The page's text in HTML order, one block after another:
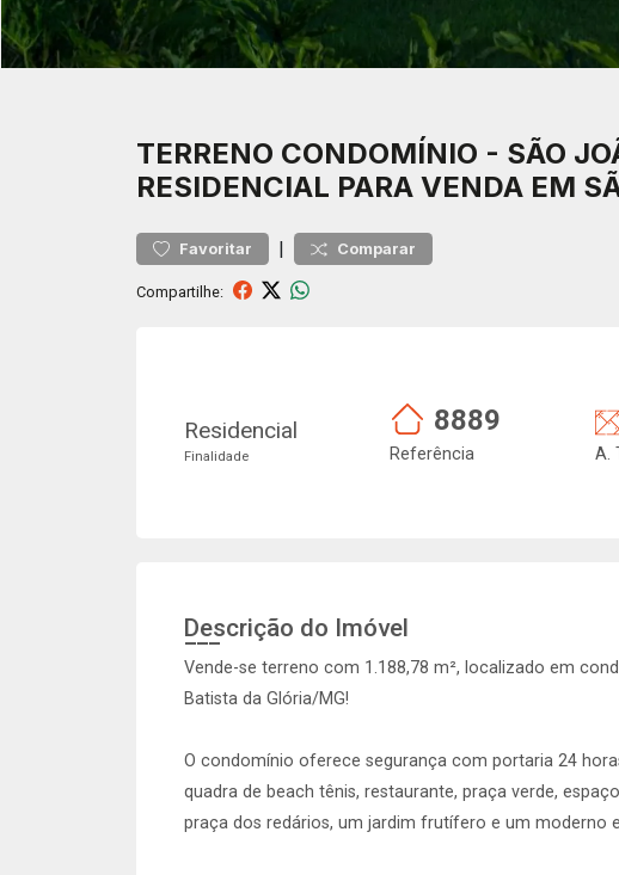
TERRENO CONDOMÍNIO - SÃO
RESIDENCIAL PARA VENDA EM
Favoritar | Comparar
Compartilhe:
Residencial
Finalidade
8889
Referência A.
Descrição do Imóvel
Vende-se terreno com 1.188,78 m², localizado em
Batista da Glória/MG!
O condomínio oferece segurança com portaria 24
quadra de beach tênis, restaurante, praça verde,
praça dos redários, um jardim frutífero e um moderno